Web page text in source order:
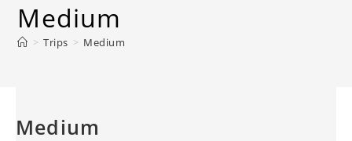
Medium
> Trips > Medium
Medium